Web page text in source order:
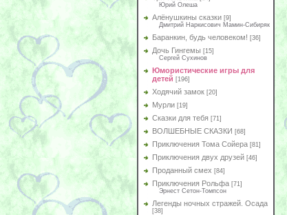
Юрий Олеша
Алёнушкины сказки [9]
Дмитрий Наркисович Мамин-Сибиряк
Баранкин, будь человеком! [36]
Дочь Гингемы [15]
Сергей Сухинов
Юмористические игры для
детей [196]
Ходячий замок [20]
Мурли [19]
Сказки для тебя [71]
ВОЛШЕБНЫЕ СКАЗКИ [68]
Приключения Тома Сойера [81]
Приключения двух друзей [46]
Проданный смех [84]
Приключения Рольфа [71]
Эрнест Сетон-Томпсон
Легенды ночных стражей. Осада
[38]